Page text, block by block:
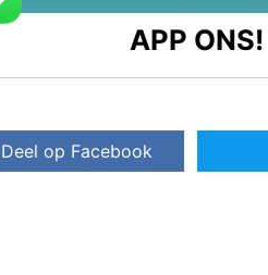
APP ONS!
Deel op Facebook